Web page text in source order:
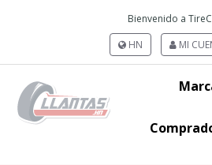
Bienvenido a
HN
MI